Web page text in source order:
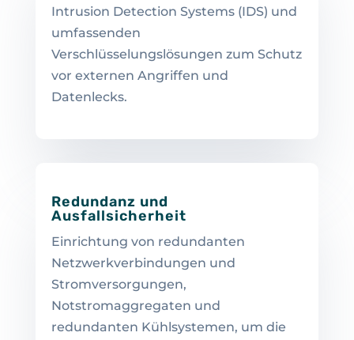
Intrusion Detection Systems (IDS) und
umfassenden
Verschlüsselungslösungen zum Schutz
vor externen Angriffen und
Datenlecks.
Redundanz und
Ausfallsicherheit
Einrichtung von redundanten
Netzwerkverbindungen und
Stromversorgungen,
Notstromaggregaten und
redundanten Kühlsystemen, um die